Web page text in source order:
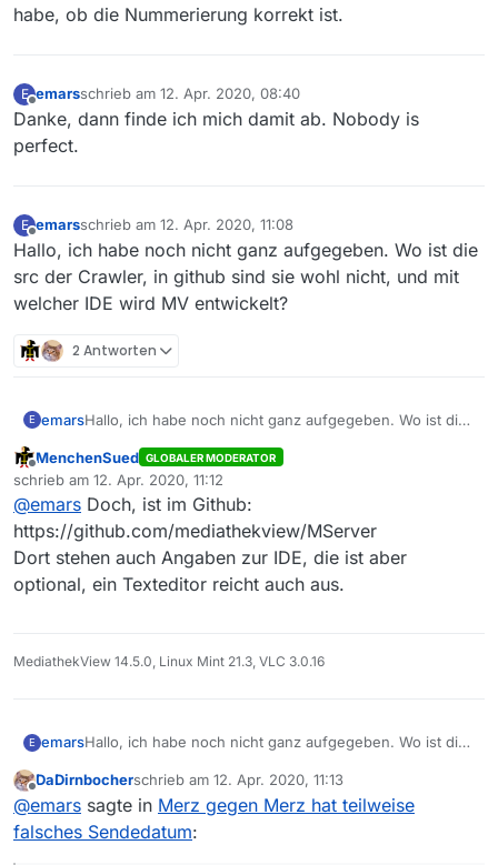
habe, ob die Nummerierung korrekt ist.
E
Offline
emarsschrieb am 12. Apr. 2020, 08:40
zuletzt editiert von
Danke, dann finde ich mich damit ab. Nobody is
perfect.
E
Offline
emarsschrieb am 12. Apr. 2020, 11:08
zuletzt editiert von
Hallo, ich habe noch nicht ganz aufgegeben. Wo ist die
src der Crawler, in github sind sie wohl nicht, und mit
welcher IDE wird MV entwickelt?
2 Antworten
E emarsHallo, ich habe noch nicht ganz aufgegeben. Wo ist die
welcher IDE wird MV entwickelt?
Offline
MenchenSued GLOBALER MODERATOR
schrieb am 12. Apr. 2020, 11:12
zuletzt editiert von
@emars Doch, ist im Github:
https://github.com/mediathekview/MServer
Dort stehen auch Angaben zur IDE, die ist aber
optional, ein Texteditor reicht auch aus.
MediathekView 14.5.0, Linux Mint 21.3, VLC 3.0.16
E emarsHallo, ich habe noch nicht ganz aufgegeben. Wo ist die
welcher IDE wird MV entwickelt?
DaDirnbocherschrieb am 12. Apr. 2020, 11:13
zuletzt editiert von
@emars sagte in Merz gegen Merz hat teilweise
falsches Sendedatum: